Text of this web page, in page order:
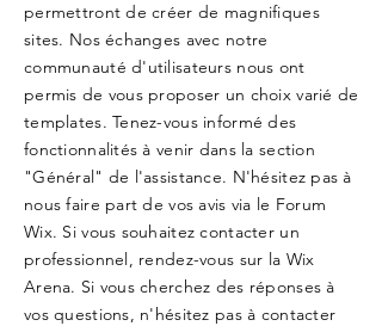
permettront de créer de magnifiques
sites. Nos échanges avec notre
communauté d'utilisateurs nous ont
permis de vous proposer un choix varié de
templates. Tenez-vous informé des
fonctionnalités à venir dans la section
"Général" de l'assistance. N'hésitez pas à
nous faire part de vos avis via le Forum
Wix. Si vous souhaitez contacter un
professionnel, rendez-vous sur la Wix
Arena. Si vous cherchez des réponses à
vos questions, n'hésitez pas à contacter